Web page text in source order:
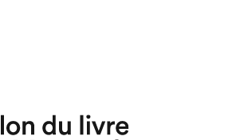
Que cherchez-vous?